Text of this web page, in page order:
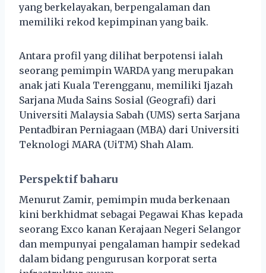
yang berkelayakan, berpengalaman dan
memiliki rekod kepimpinan yang baik.
Antara profil yang dilihat berpotensi ialah
seorang pemimpin WARDA yang merupakan
anak jati Kuala Terengganu, memiliki Ijazah
Sarjana Muda Sains Sosial (Geografi) dari
Universiti Malaysia Sabah (UMS) serta Sarjana
Pentadbiran Perniagaan (MBA) dari Universiti
Teknologi MARA (UiTM) Shah Alam.
Perspektif baharu
Menurut Zamir, pemimpin muda berkenaan
kini berkhidmat sebagai Pegawai Khas kepada
seorang Exco kanan Kerajaan Negeri Selangor
dan mempunyai pengalaman hampir sedekad
dalam bidang pengurusan korporat serta